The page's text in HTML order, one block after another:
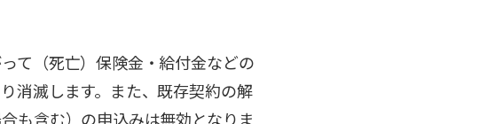
て（死亡）保険金・給付金などの
消滅します。また、既存契約の解
も含む）の申込みは無効となりま